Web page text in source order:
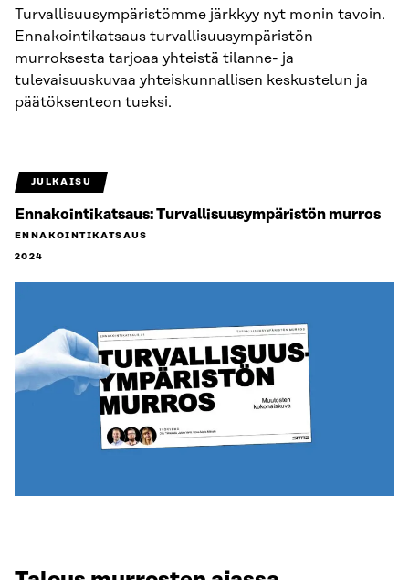
Turvallisuusympäristömme järkkyy nyt monin tavoin.
Ennakointikatsaus turvallisuusympäristön
murroksesta tarjoaa yhteistä tilanne- ja
tulevaisuuskuvaa yhteiskunnallisen keskustelun ja
päätöksenteon tueksi.
JULKAISU
Ennakointikatsaus: Turvallisuus­ympäristön murros
ENNAKOINTIKATSAUS
2024